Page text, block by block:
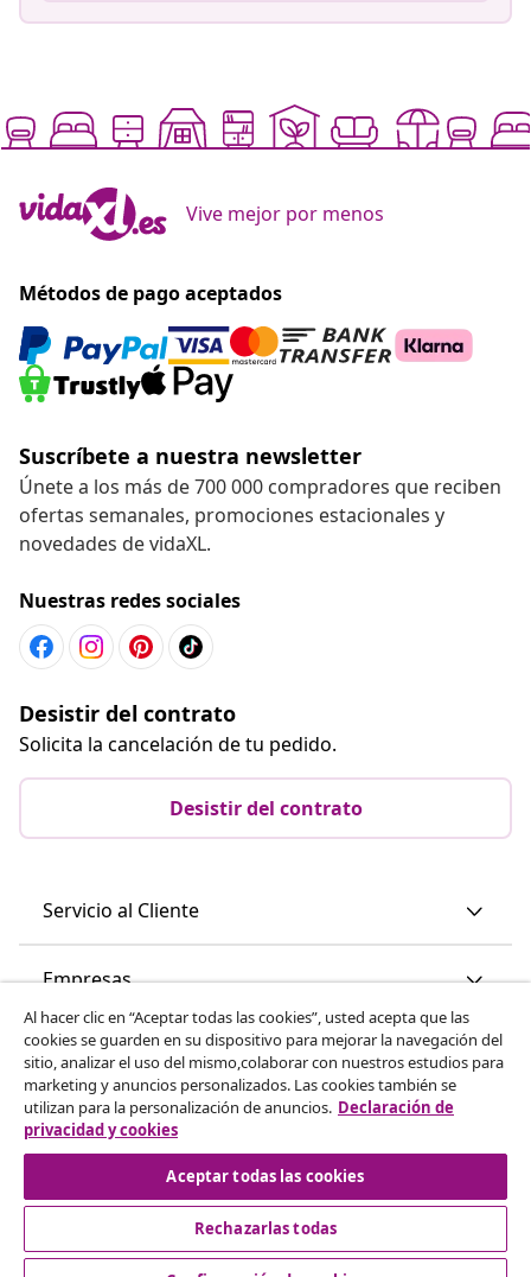
Vive mejor por menos
Métodos de pago aceptados
Suscríbete a nuestra newsletter
Únete a los más de 700 000 compradores que reciben
ofertas semanales, promociones estacionales y
novedades de vidaXL.
Nuestras redes sociales
Desistir del contrato
Solicita la cancelación de tu pedido.
Desistir del contrato
Servicio al Cliente
Empresas
vidaXL
Descubre mas
Al hacer clic en “Aceptar todas las cookies”, usted acepta que las
cookies se guarden en su dispositivo para mejorar la navegación del
sitio, analizar el uso del mismo,colaborar con nuestros estudios para
marketing y anuncios personalizados. Las cookies también se
utilizan para la personalización de anuncios. Declaración de
privacidad y cookies
Aceptar todas las cookies
Rechazarlas todas